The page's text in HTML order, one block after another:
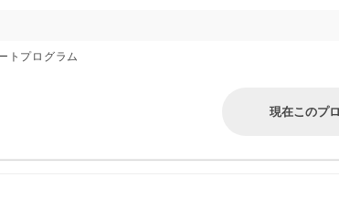
トプログラム
現在このプ